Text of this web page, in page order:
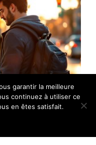
pour un logement
garantir la meilleure
continuez à utiliser ce
en êtes satisfait.